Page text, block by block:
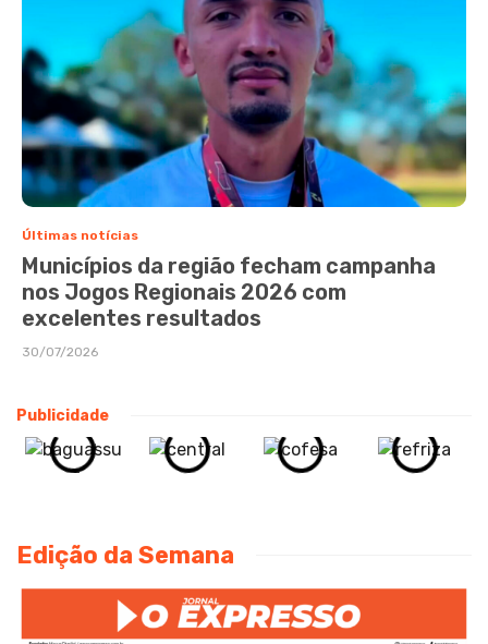
Últimas notícias
Municípios da região fecham campanha
nos Jogos Regionais 2026 com
excelentes resultados
30/07/2026
Publicidade
Edição da Semana